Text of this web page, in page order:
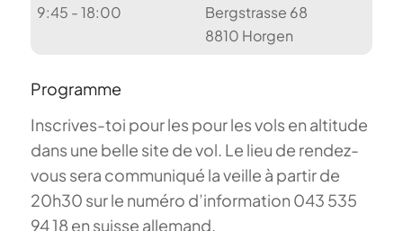
9:45 - 18:00
Bergstrasse 68
8810 Horgen
Programme
Inscrives-toi pour les pour les vols en altitude
dans une belle site de vol. Le lieu de rendez-
vous sera communiqué la veille à partir de
20h30 sur le numéro d’information 043 535
94 18 en suisse allemand.